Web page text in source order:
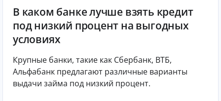
В каком банке лучше взять кредит
под низкий процент на выгодных
условиях
Крупные банки, такие как Сбербанк, ВТБ,
Альфабанк предлагают различные варианты
выдачи займа под низкий процент.